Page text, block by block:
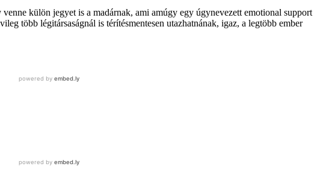
külön jegyet is a madárnak, ami amúgy egy úgynevezett emotional support
több légitársaságnál is térítésmentesen utazhatnának, igaz, a legtöbb ember